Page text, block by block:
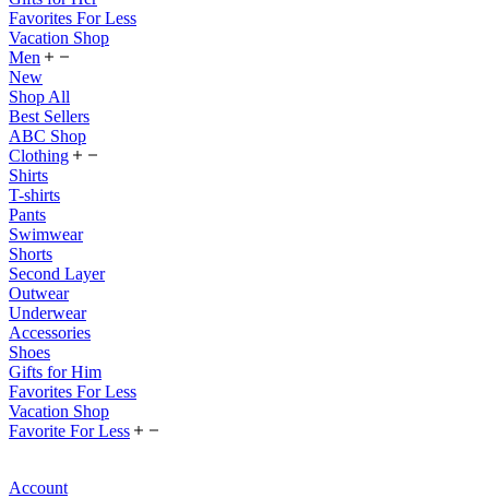
Favorites For Less
Vacation Shop
Men
New
Shop All
Best Sellers
ABC Shop
Clothing
Shirts
T-shirts
Pants
Swimwear
Shorts
Second Layer
Outwear
Underwear
Accessories
Shoes
Gifts for Him
Favorites For Less
Vacation Shop
Favorite For Less
Account